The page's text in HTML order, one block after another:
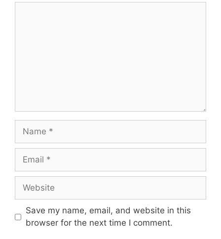
Name
Email
Website
Save my name, email, and website in this
browser for the next time I comment.